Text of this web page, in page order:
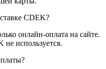
CDEK?
онлайн-оплата на сайте.
используется.